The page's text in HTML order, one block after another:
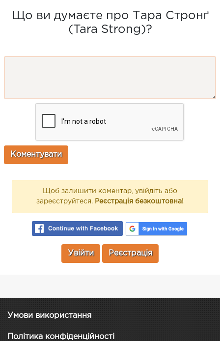
Що ви думаєте про Тара Стронґ
(Tara Strong)?
Щоб залишити коментар, увійдіть або
зареєструйтеся. Реєстрація безкоштовна!
Увійти Реєстрація
Умови використання
Політика конфіденційності